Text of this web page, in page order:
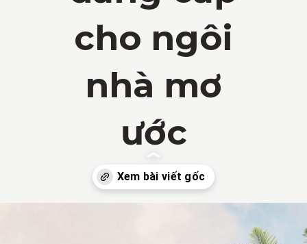
cho ngôi
nhà mơ
ước